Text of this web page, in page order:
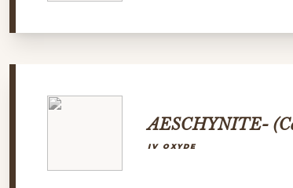
AESCHYNITE-
IV OXYDE